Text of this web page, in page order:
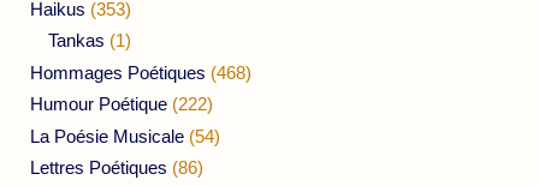
Haikus (353)
Tankas (1)
Hommages Poétiques (468)
Humour Poétique (222)
La Poésie Musicale (54)
Lettres Poétiques (86)